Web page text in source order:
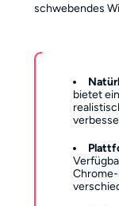
schwebendes
bietet